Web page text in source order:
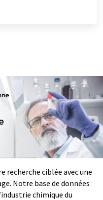
recherche ciblée avec une
Notre base de données
chimique du